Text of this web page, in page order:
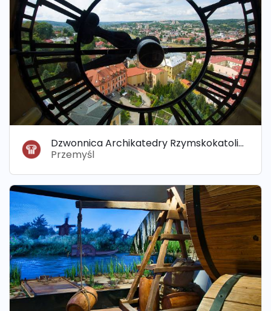
Dzwonnica Archikatedry Rzymskokatolickiej
Przemyśl